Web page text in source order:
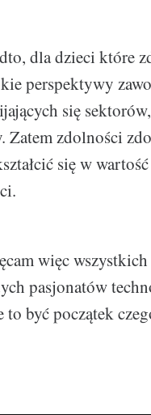
dla dzieci które
perspektywy
się
Zatem zdolności
się w
więc
pasjonatów
to być początek